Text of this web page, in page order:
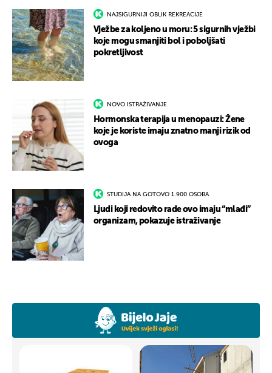
NAJSIGURNIJI OBLIK REKREACIJE
Vježbe za koljeno u moru: 5 sigurnih vježbi
koje mogu smanjiti bol i poboljšati
pokretljivost
NOVO ISTRAŽIVANJE
Hormonska terapija u menopauzi: Žene
koje je koriste imaju znatno manji rizik od
ovoga
STUDIJA NA GOTOVO 1.900 OSOBA
Ljudi koji redovito rade ovo imaju “mlađi”
organizam, pokazuje istraživanje